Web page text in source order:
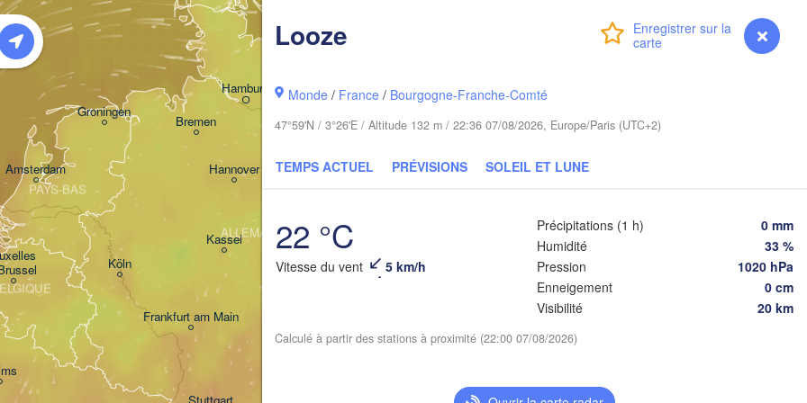
Premium myVentusky Prévisions
Looze
Monde / France / Bourgogne-Franche-Comté
47°59'N / 3°26'E / Altitude 132 m / 22:36 07/08/2026, Europe/Paris (UTC+2)
TEMPS ACTUEL PRÉVISIONS SOLEIL ET LUNE
22 °C
Vitesse du vent 5 km/h
Précipitations (1 h)
0 mm
Humidité
33 %
Pression
1020 hPa
Enneigement
0 cm
Visibilité
20 km
Calculé à partir des stations à proximité (22:00 07/08/2026)
Hamburg
Köln
Amsterdam
Frankfurt am Main
Bremen
Hannover
Kassel
Groningen
ALLEMAGNE
PAYS-BAS
Wrocław
Leipzig
Dresden
Poznań
Rostock
Szczecin
Gdańsk
Bydgoszcz
TCHÉQUIE
Lublin